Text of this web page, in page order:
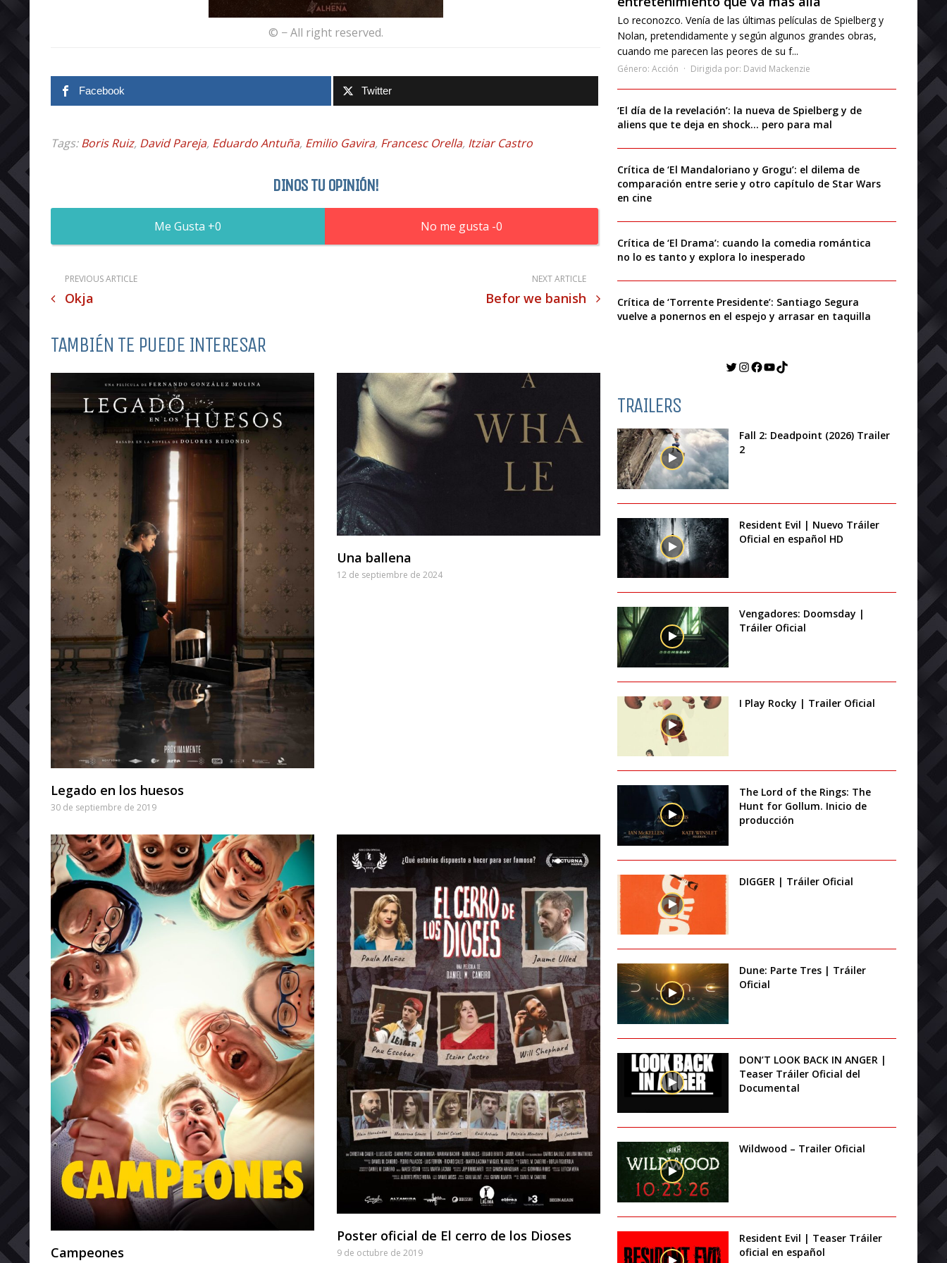
© − All right reserved.
Facebook Twitter
Tags:Boris Ruiz, David Pareja, Eduardo Antuña, Emilio Gavira, Francesc Orella, Itziar Castro
DINOS TU OPINIÓN!
0 0
PREVIOUS ARTICLE
Okja
NEXT ARTICLE
Befor we banish
TAMBIÉN TE PUEDE INTERESAR
Legado en los huesos
30 de septiembre de 2019
Una ballena
12 de septiembre de 2024
Campeones
Poster oficial de El cerro de los Dioses
9 de octubre de 2019
Lo reconozco. Venía de las últimas películas de Spielberg y
Nolan, pretendidamente y según algunos grandes obras,
cuando me parecen las peores de su f...
Género: Acción Dirigida por: David Mackenzie
‘El día de la revelación’: la nueva de Spielberg y de
aliens que te deja en shock… pero para mal
Crítica de ‘El Mandaloriano y Grogu’: el dilema de
comparación entre serie y otro capítulo de Star Wars
en cine
Crítica de ‘El Drama’: cuando la comedia romántica
no lo es tanto y explora lo inesperado
Crítica de ‘Torrente Presidente’: Santiago Segura
vuelve a ponernos en el espejo y arrasar en taquilla
Twitter
Instagram
Facebook
YouTube
TikTok
TRAILERS
Fall 2: Deadpoint (2026) Trailer
2
Resident Evil | Nuevo Tráiler
Oficial en español HD
Vengadores: Doomsday |
Tráiler Oficial
I Play Rocky | Trailer Oficial
The Lord of the Rings: The
Hunt for Gollum. Inicio de
producción
DIGGER | Tráiler Oficial
Dune: Parte Tres | Tráiler
Oficial
DON’T LOOK BACK IN ANGER |
Teaser Tráiler Oficial del
Documental
Wildwood – Trailer Oficial
Resident Evil | Teaser Tráiler
oficial en español